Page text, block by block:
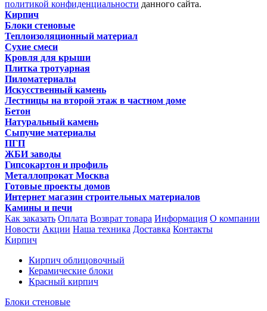
политикой конфиденциальности данного сайта.
Кирпич
Блоки стеновые
Теплоизоляционный материал
Сухие смеси
Кровля для крыши
Плитка тротуарная
Пиломатериалы
Искусственный камень
Лестницы на второй этаж в частном доме
Бетон
Натуральный камень
Сыпучие материалы
ПГП
ЖБИ заводы
Гипсокартон и профиль
Металлопрокат Москва
Готовые проекты домов
Интернет магазин строительных материалов
Камины и печи
Как заказать Оплата Возврат товара Информация О компании
Новости Акции Наша техника Доставка Контакты
Кирпич
Кирпич облицовочный
Керамические блоки
Красный кирпич
Блоки стеновые